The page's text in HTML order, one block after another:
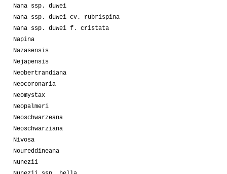
Nana ssp. duwei
Nana ssp. duwei cv. rubrispina
Nana ssp. duwei f. cristata
Napina
Nazasensis
Nejapensis
Neobertrandiana
Neocoronaria
Neomystax
Neopalmeri
Neoschwarzeana
Neoschwarziana
Nivosa
Noureddineana
Nunezii